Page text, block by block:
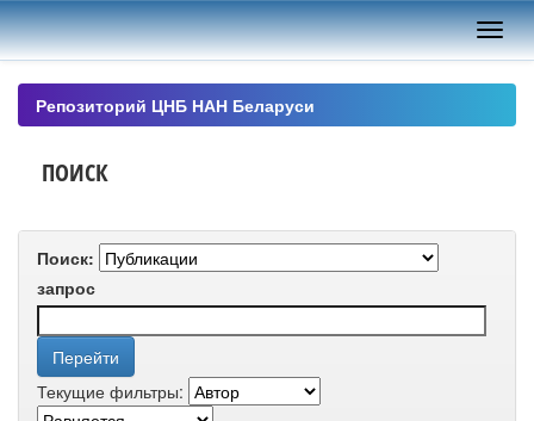
Skip
navigation
Репозиторий ЦНБ НАН Беларуси
ПОИСК
Поиск:
запрос
Текущие фильтры: